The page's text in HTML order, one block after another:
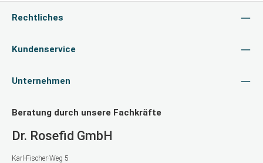
Rechtliches
Kundenservice
Unternehmen
Beratung durch unsere Fachkräfte
Dr. Rosefid GmbH
Karl-Fischer-Weg 5